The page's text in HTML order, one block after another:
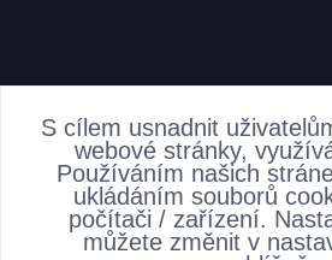
AKTUALITY
S cílem usnadnit
webové stránky,
Používáním našich
ukládáním souborů
počítači / zařízení.
můžete změnit v